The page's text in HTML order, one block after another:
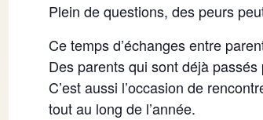
Plein de questions, des peurs
Ce temps d’échanges entre
Des parents qui sont déjà
C’est aussi l’occasion de
tout au long de l’année.